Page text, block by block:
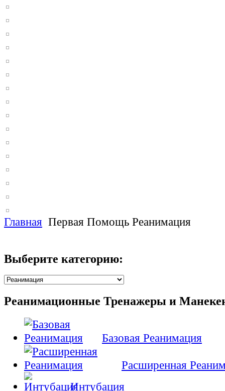
Главная Первая Помощь Реанимация
Выберите категорию:
Реанимационные Тренажеры и
Базовая Реанимация
Расширенная
Интубация